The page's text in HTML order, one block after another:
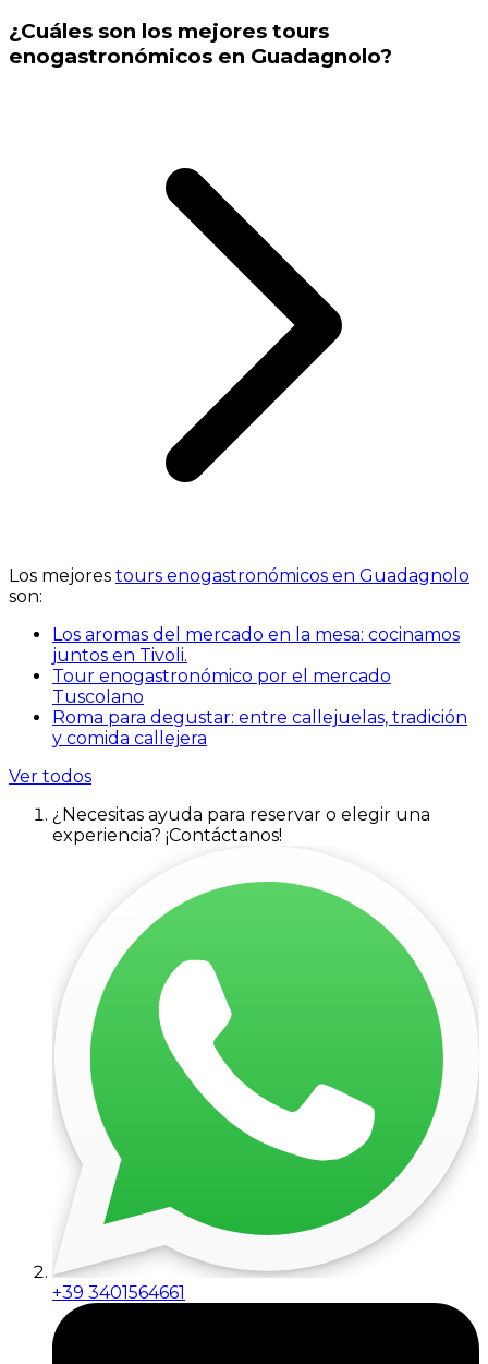
¿Cuáles son los mejores tours
enogastronómicos en Guadagnolo?
Los mejores tours enogastronómicos en Guadagnolo
son:
Los aromas del mercado en la mesa: cocinamos
juntos en Tivoli.
Tour enogastronómico por el mercado
Tuscolano
Roma para degustar: entre callejuelas, tradición
y comida callejera
Ver todos
¿Necesitas ayuda para reservar o elegir una
experiencia? ¡Contáctanos!
+39 3401564661